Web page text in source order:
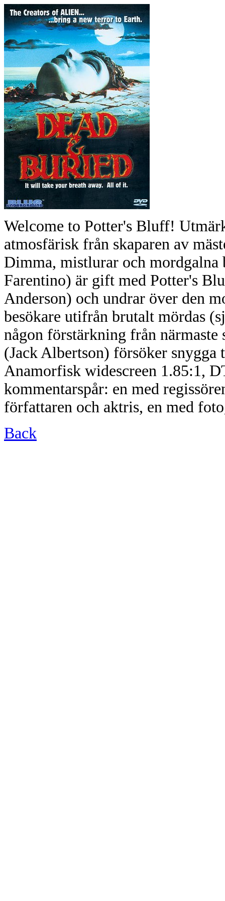
Welcome to Potter's Bluff!
atmosfärisk från skaparen av
Dimma, mistlurar och
Farentino) är gift med Potter's
Anderson) och undrar över den
besökare utifrån brutalt mördas
någon förstärkning från närmaste
(Jack Albertson) försöker
Anamorfisk widescreen 1.85:1,
kommentarspår: en med
författaren och aktris, en med
Back